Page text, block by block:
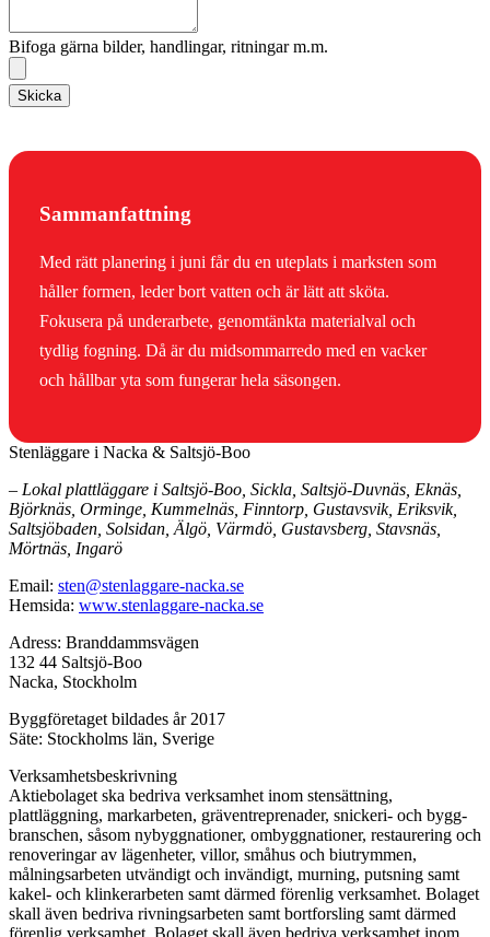
Bifoga gärna bilder, handlingar, ritningar m.m.
Skicka
Sammanfattning
Med rätt planering i juni får du en uteplats i marksten som
håller formen, leder bort vatten och är lätt att sköta.
Fokusera på underarbete, genomtänkta materialval och
tydlig fogning. Då är du midsommarredo med en vacker
och hållbar yta som fungerar hela säsongen.
Stenläggare i Nacka & Saltsjö-Boo
– Lokal plattläggare i Saltsjö-Boo, Sickla, Saltsjö-Duvnäs, Eknäs,
Björknäs, Orminge, Kummelnäs, Finntorp, Gustavsvik, Eriksvik,
Saltsjöbaden, Solsidan, Älgö, Värmdö, Gustavsberg, Stavsnäs,
Mörtnäs, Ingarö
Email: sten@stenlaggare-nacka.se
Hemsida: www.stenlaggare-nacka.se
Adress: Branddammsvägen
132 44 Saltsjö-Boo
Nacka, Stockholm
Byggföretaget bildades år 2017
Säte: Stockholms län, Sverige
Verksamhetsbeskrivning
Aktiebolaget ska bedriva verksamhet inom stensättning,
plattläggning, markarbeten, gräventreprenader, snickeri- och bygg-
branschen, såsom nybyggnationer, ombyggnationer, restaurering och
renoveringar av lägenheter, villor, småhus och biutrymmen,
målningsarbeten utvändigt och invändigt, murning, putsning samt
kakel- och klinkerarbeten samt därmed förenlig verksamhet. Bolaget
skall även bedriva rivningsarbeten samt bortforsling samt därmed
förenlig verksamhet. Bolaget skall även bedriva verksamhet inom